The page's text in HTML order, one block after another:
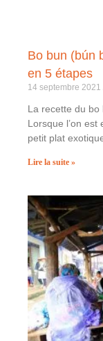
Bo bun (bún
en 5 étapes
14 septembre 2021
La recette du bo
Lorsque l’on
petit plat
Lire la suite »